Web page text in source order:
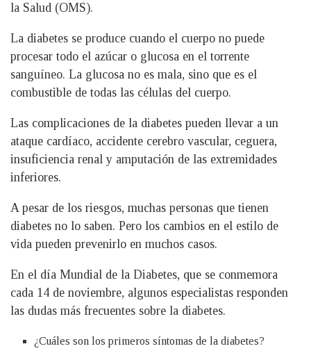
la Salud (OMS).
La diabetes se produce cuando el cuerpo no puede
procesar todo el azúcar o glucosa en el torrente
sanguíneo. La glucosa no es mala, sino que es el
combustible de todas las células del cuerpo.
Las complicaciones de la diabetes pueden llevar a un
ataque cardíaco, accidente cerebro vascular, ceguera,
insuficiencia renal y amputación de las extremidades
inferiores.
A pesar de los riesgos, muchas personas que tienen
diabetes no lo saben. Pero los cambios en el estilo de
vida pueden prevenirlo en muchos casos.
En el día Mundial de la Diabetes, que se conmemora
cada 14 de noviembre, algunos especialistas responden
las dudas más frecuentes sobre la diabetes.
¿Cuáles son los primeros síntomas de la diabetes?